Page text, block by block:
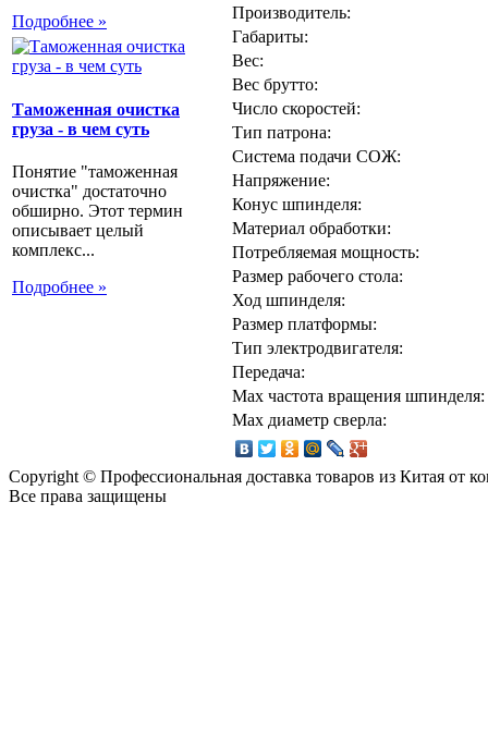
Подробнее »
Таможенная очистка
груза - в чем суть
Понятие "таможенная
очистка" достаточно
обширно. Этот термин
описывает целый
комплекс...
Подробнее »
Производитель:
Габариты:
Вес:
Вес брутто:
Число скоростей:
Тип патрона:
Система подачи СОЖ:
Напряжение:
Конус шпинделя:
Материал обработки:
Потребляемая мощность:
Размер рабочего стола:
Ход шпинделя:
Размер платформы:
Тип электродвигателя:
Передача:
Max частота вращения шпинделя:
Max диаметр сверла:
Copyright © Профессиональная доставка товаров из Китая от
Все права защищены